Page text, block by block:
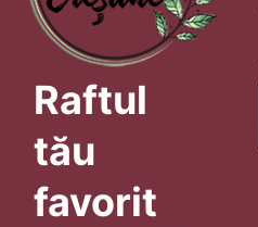
Raftul
tău
favorit